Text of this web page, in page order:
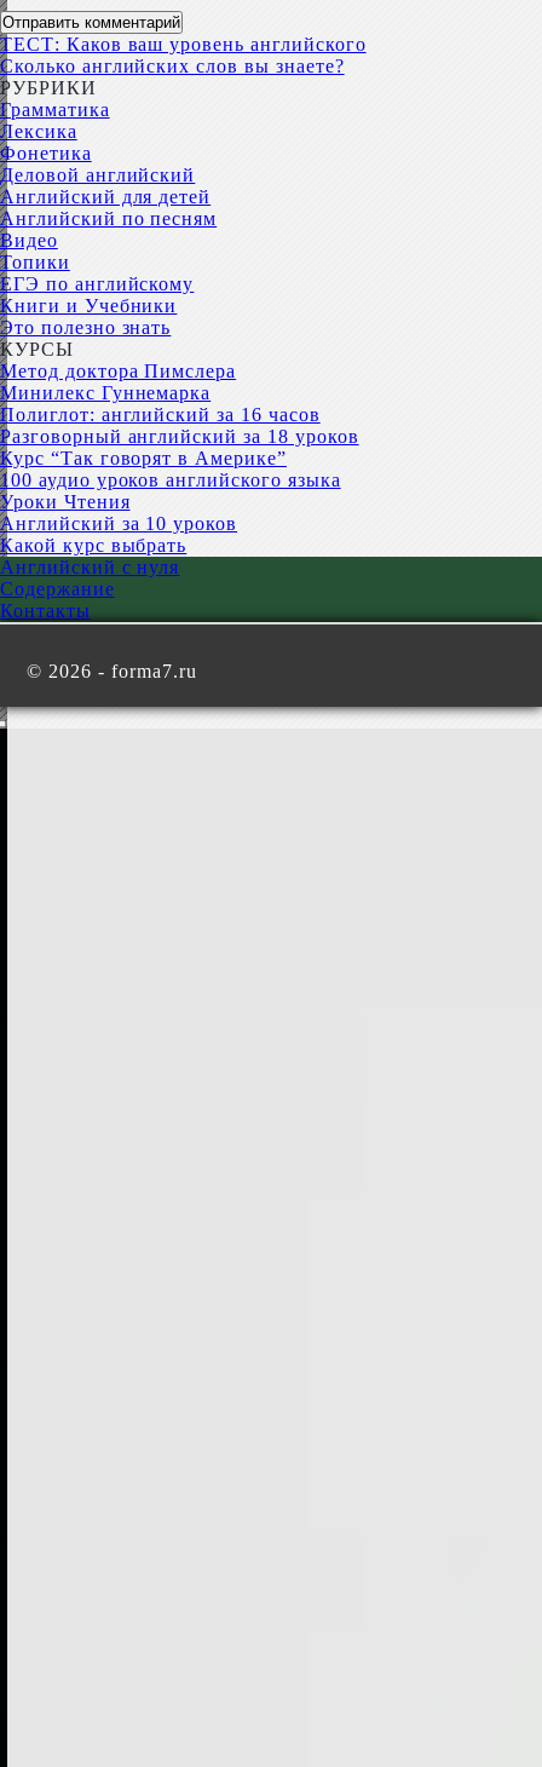
ТЕСТ: Каков ваш уровень английского
Сколько английских слов вы знаете?
РУБРИКИ
Грамматика
Лексика
Фонетика
Деловой английский
Английский для детей
Английский по песням
Видео
Топики
ЕГЭ по английскому
Книги и Учебники
Это полезно знать
КУРСЫ
Метод доктора Пимслера
Минилекс Гуннемарка
Полиглот: английский за 16 часов
Разговорный английский за 18 уроков
Курс “Так говорят в Америке”
100 аудио уроков английского языка
Уроки Чтения
Английский за 10 уроков
Какой курс выбрать
Английский с нуля
Содержание
Контакты
© 2026 - forma7.ru